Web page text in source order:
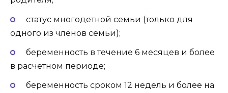
статус многодетной семьи (только для
одного из членов семьи);
беременность в течение 6 месяцев и более
в расчетном периоде;
беременность сроком 12 недель и более на